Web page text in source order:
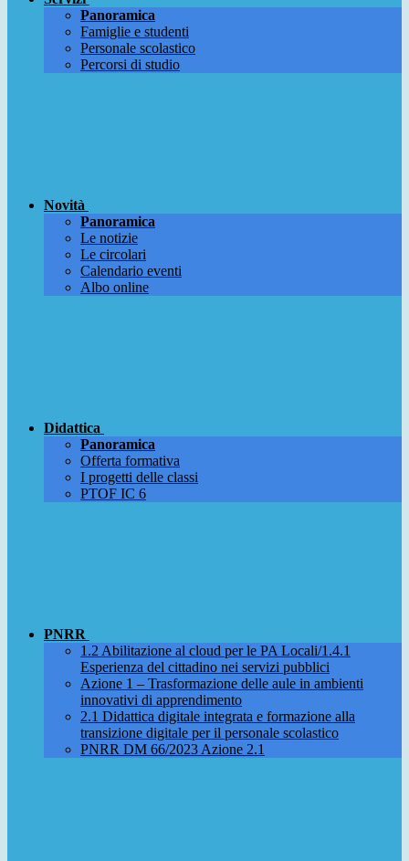
Panoramica
Famiglie e studenti
Personale scolastico
Percorsi di studio
Novità
Panoramica
Le notizie
Le circolari
Calendario eventi
Albo online
Didattica
Panoramica
Offerta formativa
I progetti delle classi
PTOF IC 6
PNRR
1.2 Abilitazione al cloud per le PA Locali/1.4.1
Esperienza del cittadino nei servizi pubblici
Azione 1 – Trasformazione delle aule in ambienti
innovativi di apprendimento
2.1 Didattica digitale integrata e formazione alla
transizione digitale per il personale scolastico
PNRR DM 66/2023 Azione 2.1